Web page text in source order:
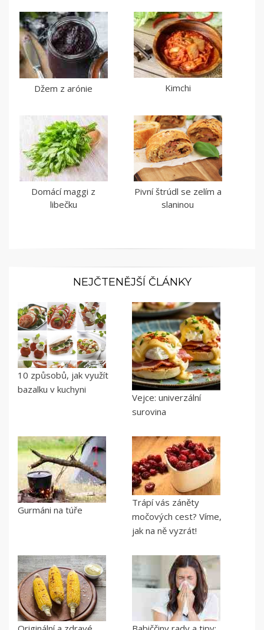
Džem z arónie Kimchi
Domácí maggi z
libečku
Pivní štrúdl se zelím a
slaninou
NEJČTENĚJŠÍ ČLÁNKY
10 způsobů, jak využít
bazalku v kuchyni
Vejce: univerzální
surovina
Gurmáni na túře
Trápí vás záněty
močových cest? Víme,
jak na ně vyzrát!